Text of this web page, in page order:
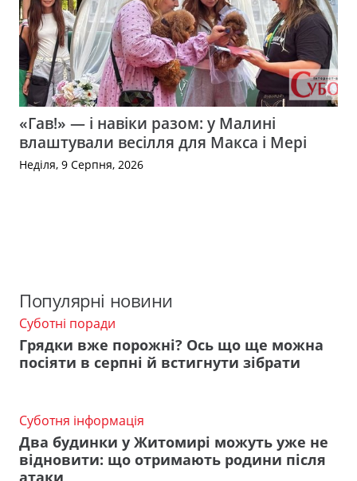
«Гав!» — і навіки разом: у Малині
влаштували весілля для Макса і Мері
Неділя, 9 Серпня, 2026
Популярні новини
Суботні поради
Грядки вже порожні? Ось що ще можна
посіяти в серпні й встигнути зібрати
Суботня інформація
Два будинки у Житомирі можуть уже не
відновити: що отримають родини після
атаки